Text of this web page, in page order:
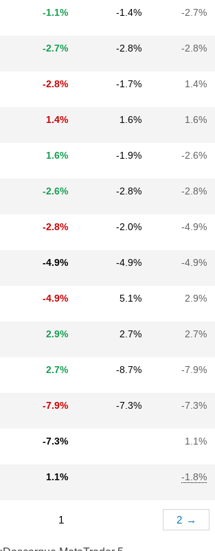
-1.1% -1.4% -2.7%
-2.7% -2.8% -2.8%
-2.8% -1.7% 1.4%
1.4% 1.6% 1.6%
1.6% -1.9% -2.6%
-2.6% -2.8% -2.8%
-2.8% -2.0% -4.9%
-4.9% -4.9% -4.9%
-4.9% 5.1% 2.9%
2.9% 2.7% 2.7%
2.7% -8.7% -7.9%
-7.9% -7.3% -7.3%
-7.3% 1.1%
1.1% -1.8%
1 2 →